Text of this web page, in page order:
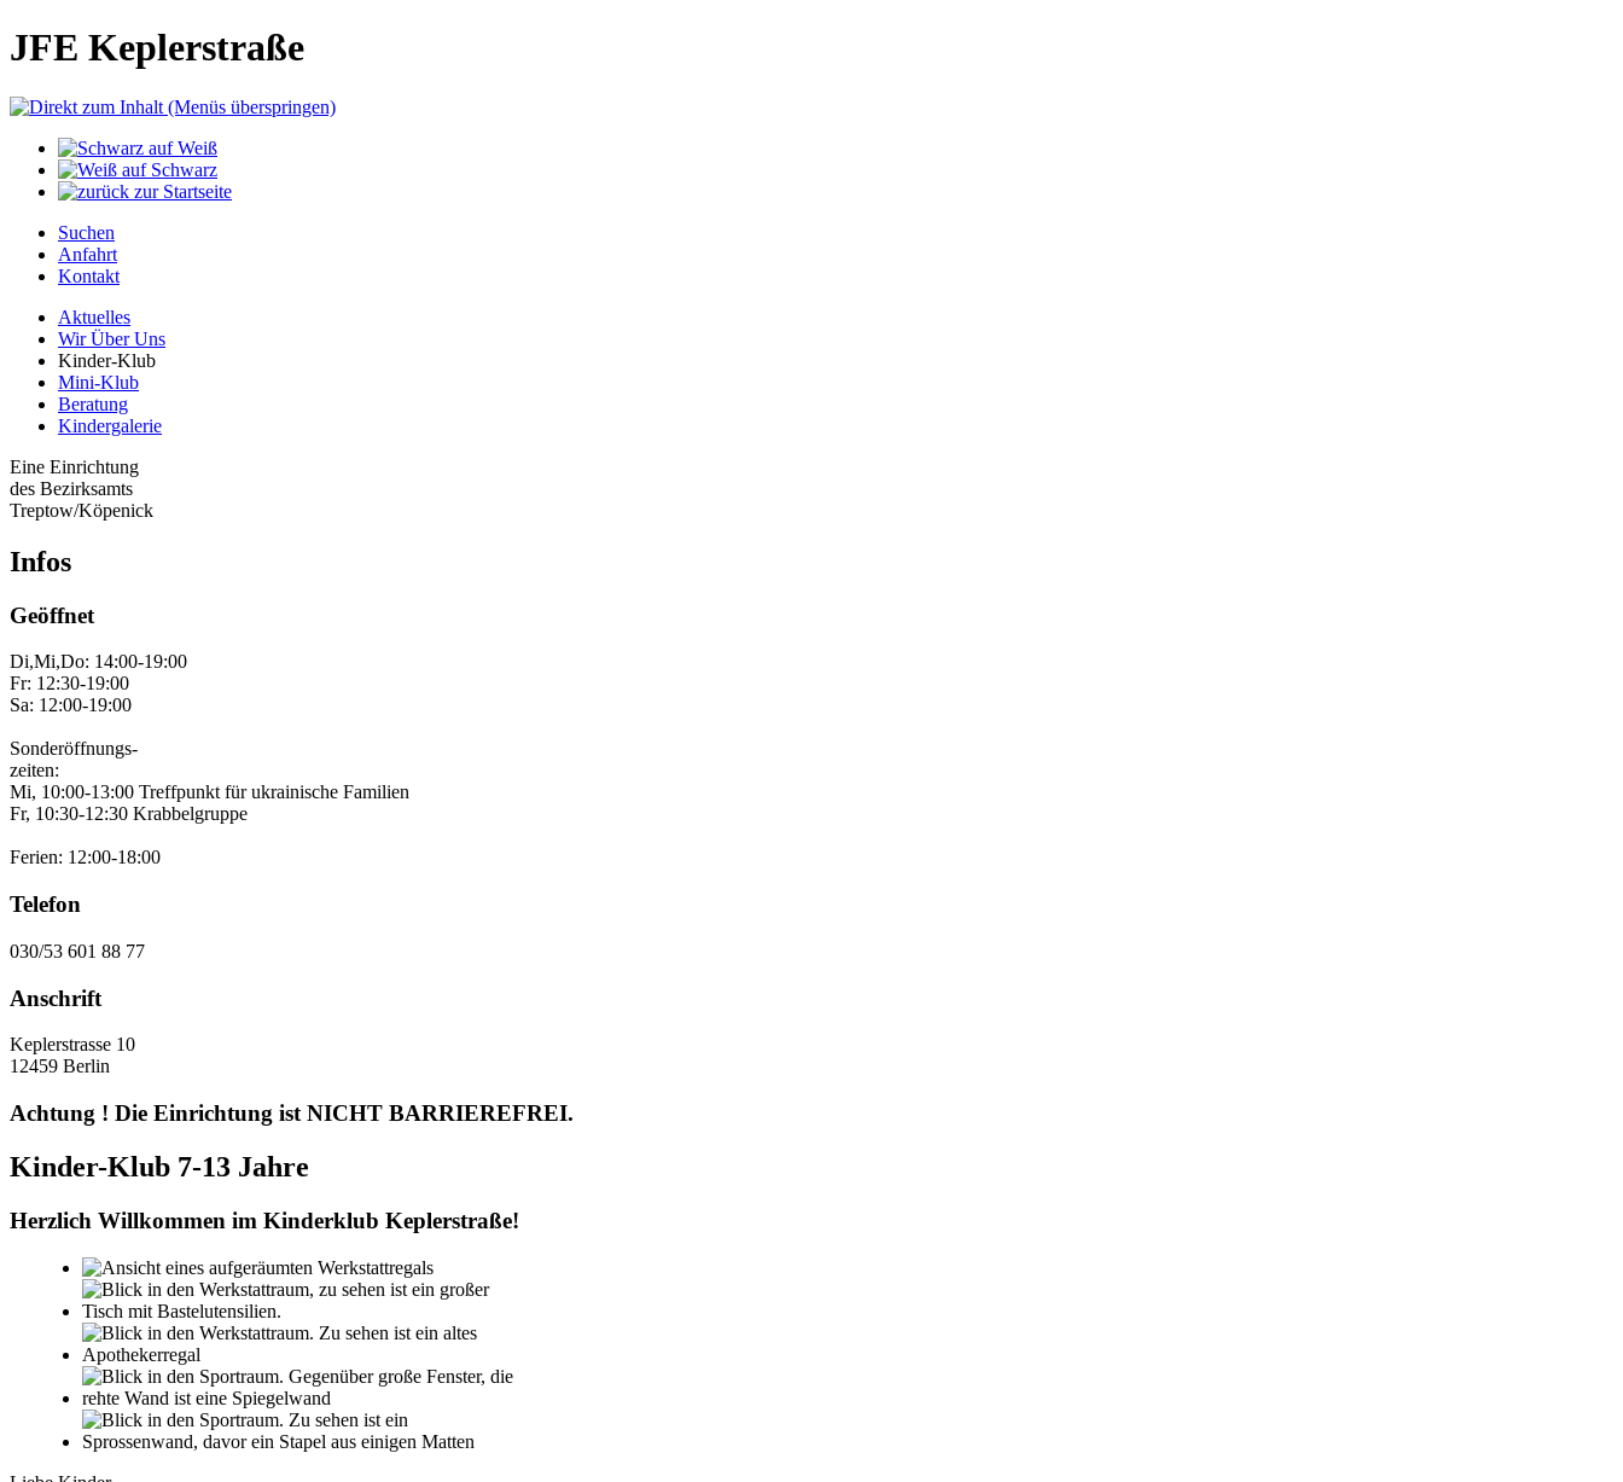
JFE Keplerstraße
Suchen
Anfahrt
Kontakt
Aktuelles
Wir Über Uns
Kinder-Klub
Mini-Klub
Beratung
Kindergalerie
Eine Einrichtung
des Bezirksamts
Treptow/Köpenick
Infos
Geöffnet
Di,Mi,Do: 14:00-19:00
Fr: 12:30-19:00
Sa: 12:00-19:00
Sonderöffnungs-
zeiten:
Mi, 10:00-13:00 Treffpunkt für ukrainische Familien
Fr, 10:30-12:30 Krabbelgruppe
Ferien: 12:00-18:00
Telefon
030/53 601 88 77
Anschrift
Keplerstrasse 10
12459 Berlin
Achtung ! Die Einrichtung ist NICHT BARRIEREFREI.
Kinder-Klub 7-13 Jahre
Herzlich Willkommen im Kinderklub Keplerstraße!